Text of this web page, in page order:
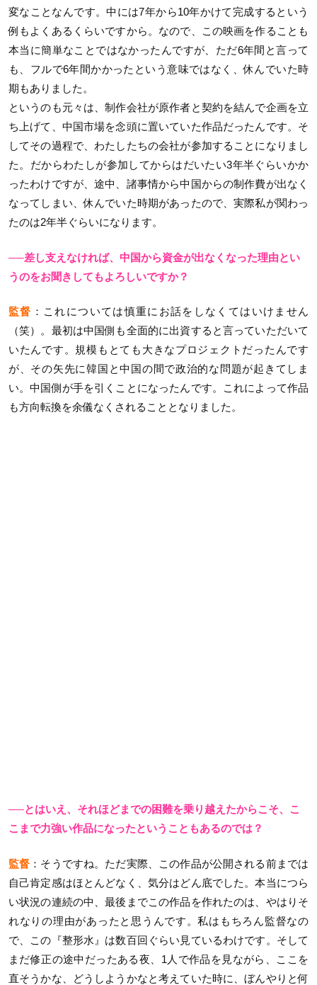
変なことなんです。中には7年から10年かけて完成するという
例もよくあるくらいですから。なので、この映画を作ることも
本当に簡単なことではなかったんですが、ただ6年間と言って
も、フルで6年間かかったという意味ではなく、休んでいた時
期もありました。
というのも元々は、制作会社が原作者と契約を結んで企画を立
ち上げて、中国市場を念頭に置いていた作品だったんです。そ
してその過程で、わたしたちの会社が参加することになりまし
た。だからわたしが参加してからはだいたい3年半ぐらいかか
ったわけですが、途中、諸事情から中国からの制作費が出なく
なってしまい、休んでいた時期があったので、実際私が関わっ
たのは2年半ぐらいになります。
──差し支えなければ、中国から資金が出なくなった理由とい
うのをお聞きしてもよろしいですか？
監督 ：これについては慎重にお話をしなくてはいけません
（笑）。最初は中国側も全面的に出資すると言っていただいて
いたんです。規模もとても大きなプロジェクトだったんです
が、その矢先に韓国と中国の間で政治的な問題が起きてしま
い。中国側が手を引くことになったんです。これによって作品
も方向転換を余儀なくされることとなりました。
──とはいえ、それほどまでの困難を乗り越えたからこそ、こ
こまで力強い作品になったということもあるのでは？
監督 ：そうですね。ただ実際、この作品が公開される前までは
自己肯定感はほとんどなく、気分はどん底でした。本当につら
い状況の連続の中、最後までこの作品を作れたのは、やはりそ
れなりの理由があったと思うんです。私はもちろん監督なの
で、この『整形水』は数百回ぐらい見ているわけです。そして
まだ修正の途中だったある夜、1人で作品を見ながら、ここを
直そうかな、どうしようかなと考えていた時に、ぼんやりと何